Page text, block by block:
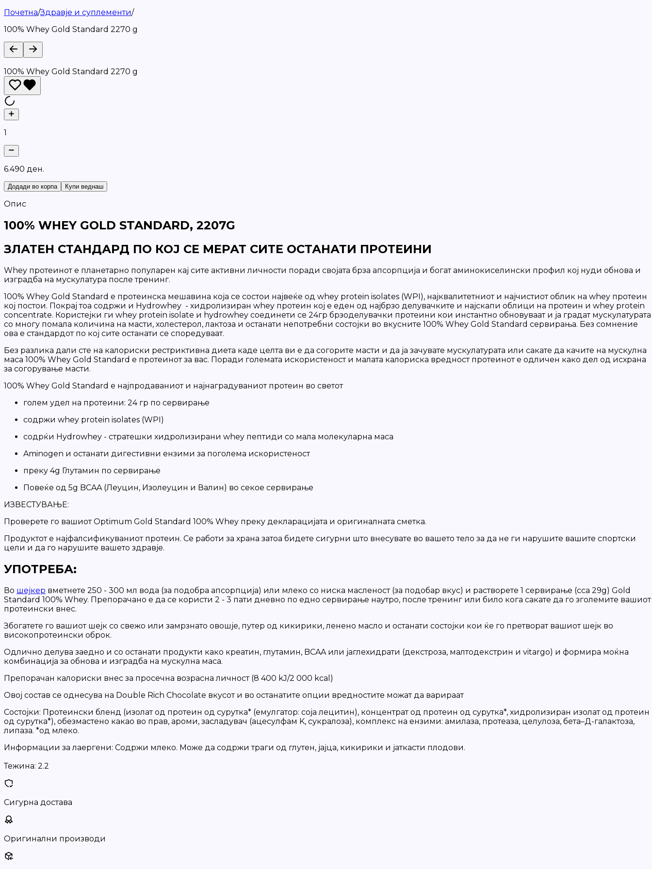
Почетна/Здравје и суплементи/
100% Whey Gold Standard 2270 g
100% Whey Gold Standard 2270 g
1
6.490 ден.
Додади во корпа Купи веднаш
Опис
100% WHEY GOLD STANDARD, 2207G
ЗЛАТЕН СТАНДАРД ПО КОЈ СЕ МЕРАТ СИТЕ ОСТАНАТИ ПРОТЕИНИ
Whey протеинот е планетарно популарен кај сите активни личности поради својата брза апсорпција и богат аминокиселински профил кој нуди обнова и
изградба на мускулатура после тренинг.
100% Whey Gold Standard е протеинска мешавина која се состои највеќе од whey protein isolates (WPI), најквалитетниот и најчистиот облик на whey протеин
кој постои. Покрај тоа содржи и Hydrowhey - хидролизиран whey протеин кој е еден од најбрзо делувачките и најскапи облици на протеин и whey protein
concentrate. Користејки ги whey protein isolate и hydrowhey соединети се 24гр брзоделувачки протеини кои инстантно обновуваат и ја градат мускулатурата
со многу помала количина на масти, холестерол, лактоза и останати непотребни состојки во вкусните 100% Whey Gold Standard сервирања. Без сомнение
ова е стандардот по кој сите останати се споредуваат.
Без разлика дали сте на калориски рестриктивна диета каде целта ви е да согорите масти и да ја зачувате мускулатурата или сакате да качите на мускулна
маса 100% Whey Gold Standard е протеинот за вас. Поради големата искористеност и малата калориска вредност протеинот е одличен како дел од исхрана
за согорување масти.
100% Whey Gold Standard е најпродаваниот и најнаградуваниот протеин во светот
голем удел на протеини: 24 гр по сервирање
содржи whey protein isolates (WPI)
содрќи Hydrowhey - стратешки хидролизирани whey пептиди со мала молекуларна маса
Aminogen и останати дигестивни ензими за поголема искористеност
преку 4g Глутамин по сервирање
Повеќе од 5g BCAA (Леуцин, Изолеуцин и Валин) во секое сервирање
ИЗВЕСТУВАЊЕ:
Проверете го вашиот Optimum Gold Standard 100% Whey преку декларацијата и оригиналната сметка.
Продуктот е најфалсификуваниот протеин. Се работи за храна затоа бидете сигурни што внесувате во вашето тело за да не ги нарушите вашите спортски
цели и да го нарушите вашето здравје.
УПОТРЕБА:
Во шејкер вметнете 250 - 300 мл вода (за подобра апсорпција) или млеко со ниска масленост (за подобар вкус) и растворете 1 сервирање (cca 29g) Gold
Standard 100% Whey. Препорачано е да се користи 2 - 3 пати дневно по едно сервирање наутро, после тренинг или било кога сакате да го зголемите вашиот
протеински внес.
Збогатете го вашиот шејк со свежо или замрзнато овошје, путер од кикирики, ленено масло и останати состојки кои ќе го претворат вашиот шејк во
високопротеински оброк.
Одлично делува заедно и со останати продукти како креатин, глутамин, BCAA или јаглехидрати (декстроза, малтодекстрин и vitargo) и формира моќна
комбинација за обнова и изградба на мускулна маса.
Препорачан калориски внес за просечна возрасна личност (8 400 kJ/2 000 kcal)
Овој состав се однесува на Double Rich Chocolate вкусот и во останатите опции вредностите можат да варираат
Состојки: Протеински бленд (изолат од протеин од сурутка* (емулгатор: соја лецитин), концентрат од протеин од сурутка*, хидролизиран изолат од протеин
од сурутка*), обезмастено какао во прав, ароми, засладувач (ацесулфам K, сукралоза), комплекс на ензими: амилаза, протеаза, целулоза, бета–Д-галактоза,
липаза. *од млеко.
Информации за лаергени: Содржи млеко. Може да содржи траги од глутен, јајца, кикирики и јаткасти плодови.
Тежина: 2.2
Сигурна достава
Оригинални производи